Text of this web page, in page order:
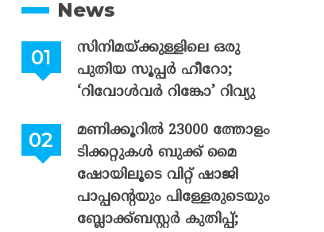
News
സിനിമയ്ക്കുള്ളിലെ ഒരു
പുതിയ സൂപ്പർ ഹീറോ;
‘റിവോൾവർ റിങ്കോ’ റിവ്യു
മണിക്കൂറിൽ 23000 ത്തോളം
ടിക്കറ്റുകൾ ബുക്ക് മൈ
ഷോയിലൂടെ വിറ്റ് ഷാജി
പാപ്പന്റെയും പിള്ളേരുടെയും
ബ്ലോക്ക്ബസ്റ്റർ കുതിപ്പ്;